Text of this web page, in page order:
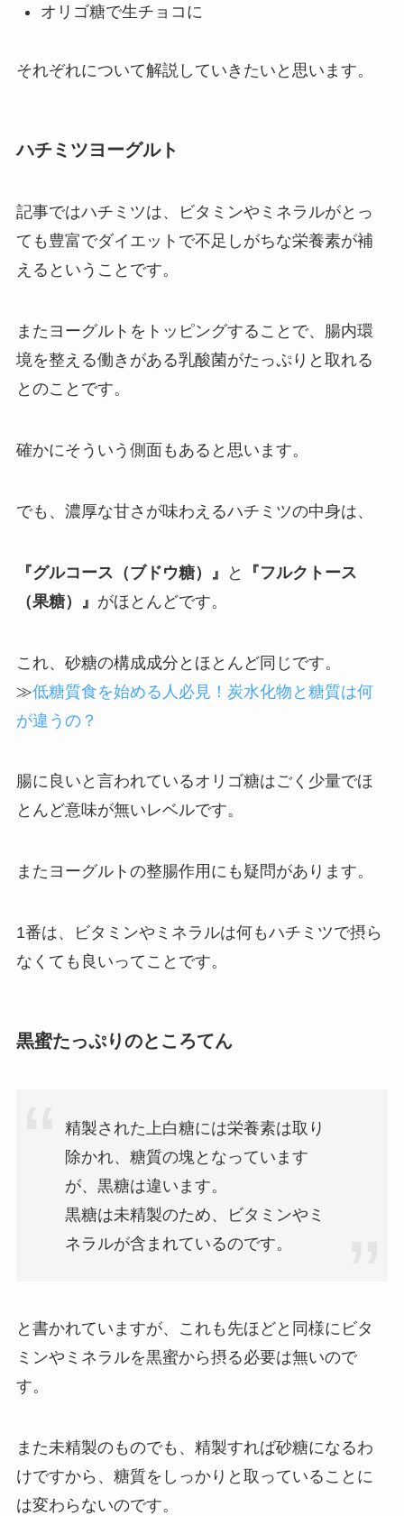
オリゴ糖で生チョコに
それぞれについて解説していきたいと思います。
ハチミツヨーグルト
記事ではハチミツは、ビタミンやミネラルがとっ
ても豊富でダイエットで不足しがちな栄養素が補
えるということです。
またヨーグルトをトッピングすることで、腸内環
境を整える働きがある乳酸菌がたっぷりと取れる
とのことです。
確かにそういう側面もあると思います。
でも、濃厚な甘さが味わえるハチミツの中身は、
『グルコース（ブドウ糖）』 と
『フルクトース
（果糖）』 がほとんどです。
これ、砂糖の構成成分とほとんど同じです。
≫低糖質食を始める人必見！炭水化物と糖質は何
が違うの？
腸に良いと言われているオリゴ糖はごく少量でほ
とんど意味が無いレベルです。
またヨーグルトの整腸作用にも疑問があります。
1番は、ビタミンやミネラルは何もハチミツで摂ら
なくても良いってことです。
黒蜜たっぷりのところてん
精製された上白糖には栄養素は取り
除かれ、糖質の塊となっています
が、黒糖は違います。
黒糖は未精製のため、ビタミンやミ
ネラルが含まれているのです。
と書かれていますが、これも先ほどと同様にビタ
ミンやミネラルを黒蜜から摂る必要は無いので
す。
また未精製のものでも、精製すれば砂糖になるわ
けですから、糖質をしっかりと取っていることに
は変わらないのです。